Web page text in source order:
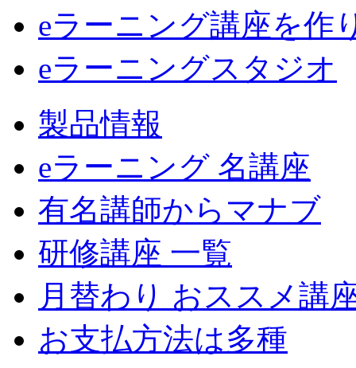
eラーニング講座を作
eラーニングスタジオ
製品情報
eラーニング 名講座
有名講師からマナブ
研修講座 一覧
月替わり おススメ講
お支払方法は多種